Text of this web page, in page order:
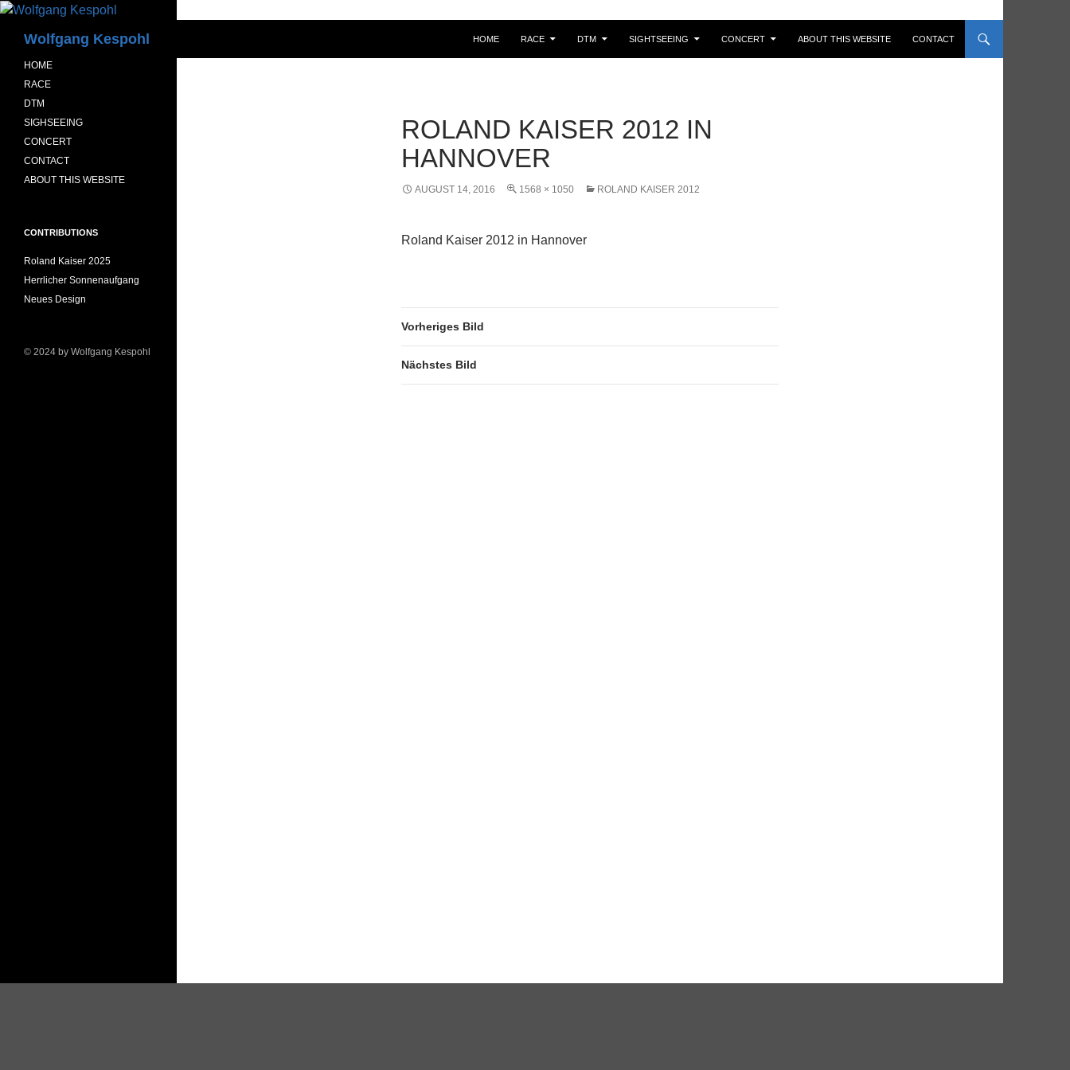
Zum
springenWolfgang Kespohl HOME RACE DTM SIGHTSEEING CONCERT ABOUT THIS WEBSITE CONTACT
ROLAND KAISER 2012 IN
HANNOVER
AUGUST 14, 2016 1568 × 1050 ROLAND KAISER 2012
Roland Kaiser 2012 in Hannover
Vorheriges Bild
Nächstes Bild
HOME
RACE
DTM
SIGHSEEING
CONCERT
CONTACT
ABOUT THIS WEBSITE
CONTRIBUTIONS
Roland Kaiser 2025
Herrlicher Sonnenaufgang
Neues Design
© 2024 by Wolfgang Kespohl